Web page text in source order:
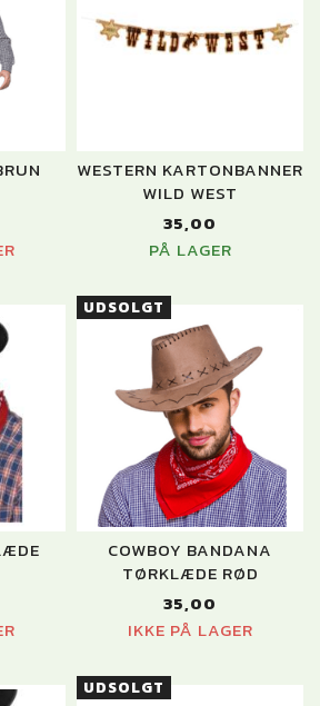
WESTERN KARTONBANNER
WILD WEST
35,00
PÅ LAGER
UDSOLGT
COWBOY BANDANA
TØRKLÆDE RØD
35,00
IKKE PÅ LAGER
UDSOLGT